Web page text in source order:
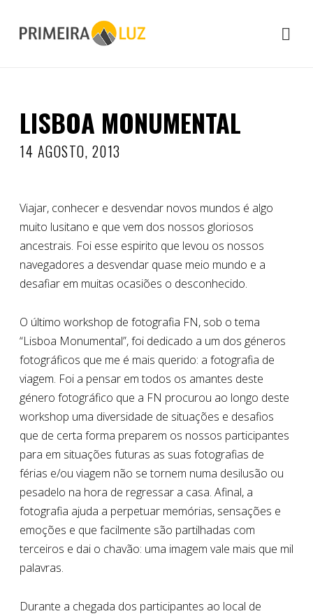
LISBOA MONUMENTAL
14 AGOSTO, 2013
Viajar, conhecer e desvendar novos mundos é algo
muito lusitano e que vem dos nossos gloriosos
ancestrais. Foi esse espirito que levou os nossos
navegadores a desvendar quase meio mundo e a
desafiar em muitas ocasiões o desconhecido.
O último workshop de fotografia FN, sob o tema
“Lisboa Monumental”, foi dedicado a um dos géneros
fotográficos que me é mais querido: a fotografia de
viagem. Foi a pensar em todos os amantes deste
género fotográfico que a FN procurou ao longo deste
workshop uma diversidade de situações e desafios
que de certa forma preparem os nossos participantes
para em situações futuras as suas fotografias de
férias e/ou viagem não se tornem numa desilusão ou
pesadelo na hora de regressar a casa. Afinal, a
fotografia ajuda a perpetuar memórias, sensações e
emoções e que facilmente são partilhadas com
terceiros e dai o chavão: uma imagem vale mais que mil
palavras.
Durante a chegada dos participantes ao local de